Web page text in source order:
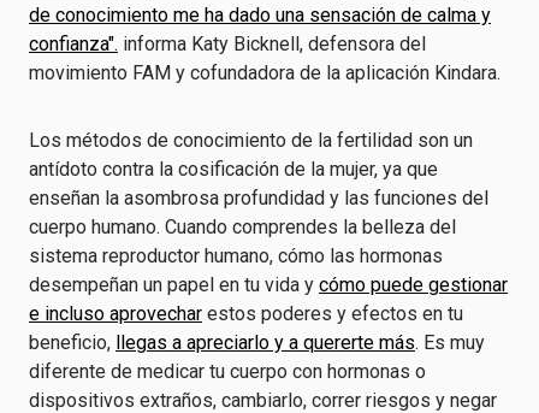
de conocimiento me ha dado una sensación de calma y
confianza". informa Katy Bicknell, defensora del
movimiento FAM y cofundadora de la aplicación Kindara.
Los métodos de conocimiento de la fertilidad son un
antídoto contra la cosificación de la mujer, ya que
enseñan la asombrosa profundidad y las funciones del
cuerpo humano. Cuando comprendes la belleza del
sistema reproductor humano, cómo las hormonas
desempeñan un papel en tu vida y cómo puede gestionar
e incluso aprovechar estos poderes y efectos en tu
beneficio, llegas a apreciarlo y a quererte más. Es muy
diferente de medicar tu cuerpo con hormonas o
dispositivos extraños, cambiarlo, correr riesgos y negar